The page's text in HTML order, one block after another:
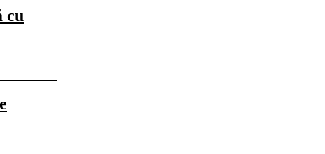
cu